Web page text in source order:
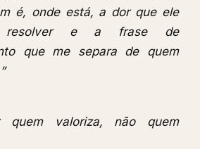
é, onde está, a dor que ele
resolver e a frase de
que me separa de quem
quem valoriza, não quem